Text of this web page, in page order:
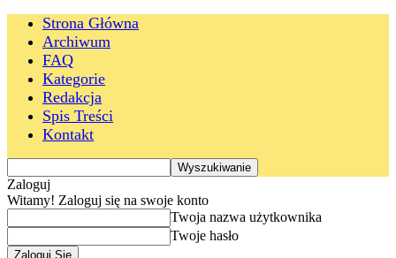
Strona Główna
Archiwum
FAQ
Kategorie
Redakcja
Spis Treści
Kontakt
Zaloguj
Witamy! Zaloguj się na swoje konto
Twoja nazwa użytkownika
Twoje hasło